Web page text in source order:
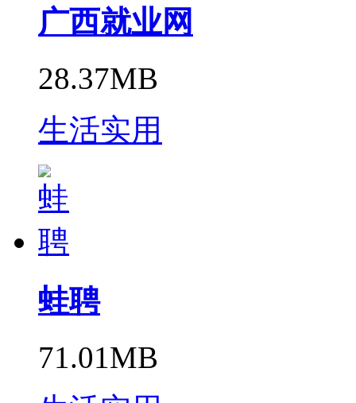
广西就业网
28.37MB
生活实用
蛙聘
71.01MB